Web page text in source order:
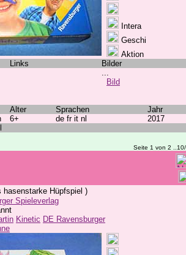
Intera
Geschi
Aktion
Links
Bilder
...
Bild
Alter Sprachen
Jahr
6+ de fr it nl
2017
Seite 1 von 2
hasenstarke Hüpfspiel )
Spieleverlag
Kinetic DE Ravensburger